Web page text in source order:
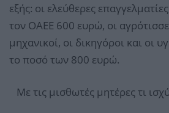
εξής: οι ελεύθερες
τον ΟΑΕΕ 600 ευρώ, οι
μηχανικοί, οι δικηγόροι και οι
το ποσό των 800 ευρώ.
Με τις μισθωτές μητέρες τι